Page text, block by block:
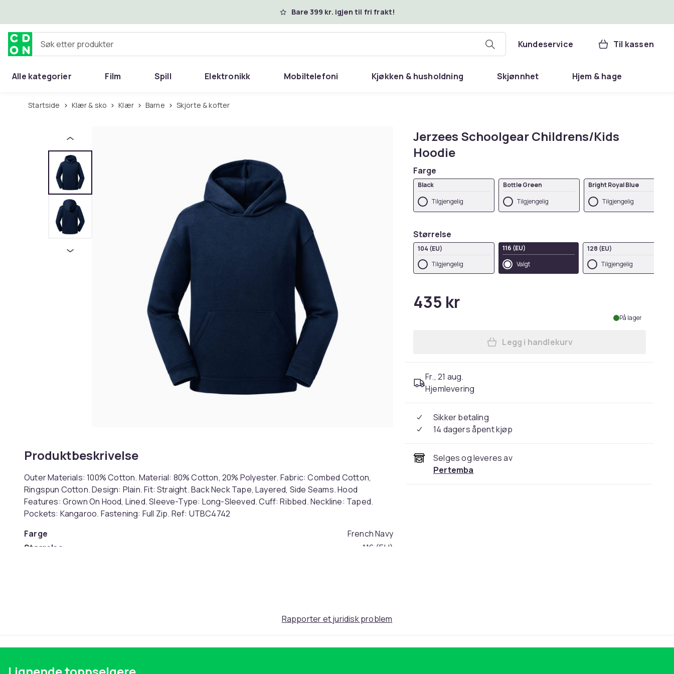
Bare 399 kr. igjen til fri frakt!
Søk etter produkter Kundeservice Til kassen
Alle kategorier Film Spill Elektronikk Mobiltelefoni Kjøkken & husholdning Skjønnhet Hjem & hage
Startside Klær & sko Klær Barne Skjorte & kofter
Produktbeskrivelse
Outer Materials: 100% Cotton. Material: 80% Cotton, 20% Polyester. Fabric: Combed Cotton,
Ringspun Cotton. Design: Plain. Fit: Straight. Back Neck Tape, Layered, Side Seams. Hood
Features: Grown On Hood, Lined. Sleeve-Type: Long-Sleeved. Cuff: Ribbed. Neckline: Taped.
Pockets: Kangaroo. Fastening: Full Zip. Ref: UTBC4742
Farge
French Navy
Størrelse
116 (EU)
Jerzees Schoolgear Childrens/Kids
Hoodie
Farge
Black
Tilgjengelig
Bottle Green
Tilgjengelig
Bright Royal Blue
Tilgjengelig
Størrelse
104 (EU)
Tilgjengelig
116 (EU)
Valgt
128 (EU)
Tilgjengelig
435 kr
På lager
Legg Jerzees Schoolgear
Legg i handlekurv
Fr., 21 aug.
Hjemlevering
Sikker betaling
14 dagers åpent kjøp
Selges og leveres av
Pertemba
Rapporter et juridisk problem